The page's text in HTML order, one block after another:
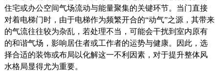
住宅或办公空间气场流动与能量聚集的关键环节。当门直接
对着电梯门时，由于电梯作为频繁开合的“动气”之源，其带来
的气流往往较为杂乱，若处理不当，可能会干扰到室内原有
的和谐气场，影响居住者或工作者的运势与健康。因此，选
择合适的装饰或布局以化解这一不利因素，对于提升整体风
水格局显得尤为重要。